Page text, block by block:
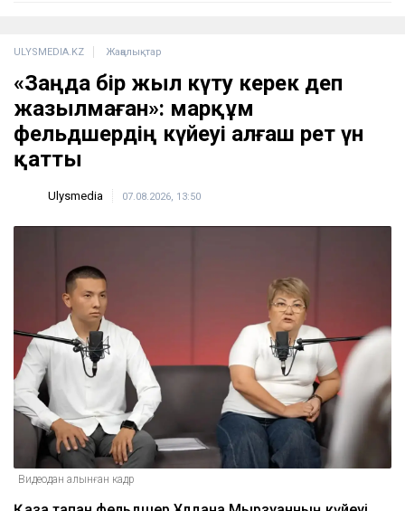
ULYSMEDIA.KZ Жаңалықтар
«Заңда бір жыл күту керек деп
жазылмаған»: марқұм
фельдшердің күйеуі алғаш рет үн
қатты
Ulysmedia 07.08.2026, 13:50
Видеодан алынған кадр